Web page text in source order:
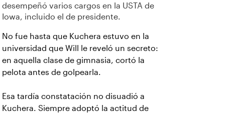
desempeñó varios cargos en la USTA de
Iowa, incluido el de presidente.
No fue hasta que Kuchera estuvo en la
universidad que Will le reveló un secreto:
en aquella clase de gimnasia, cortó la
pelota antes de golpearla.
Esa tardía constatación no disuadió a
Kuchera. Siempre adoptó la actitud de